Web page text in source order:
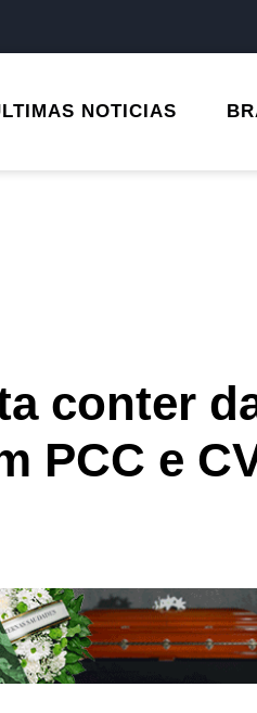
NOTICIAS
conter
PCC e